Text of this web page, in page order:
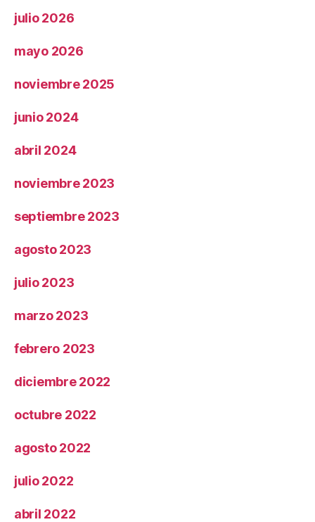
julio 2026
mayo 2026
noviembre 2025
junio 2024
abril 2024
noviembre 2023
septiembre 2023
agosto 2023
julio 2023
marzo 2023
febrero 2023
diciembre 2022
octubre 2022
agosto 2022
julio 2022
abril 2022